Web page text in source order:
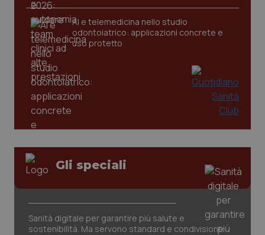
AI e telemedicina nello studio
odontoiatrico: applicazioni concrete e
uso protetto
Gli speciali
Sanità digitale per garantire più salute e
sostenibilità. Ma servono standard e condivisione
tracking-sites-ironfish-
tracking-enable
www.quotidianosanita.it
tracking-sites-ironfish-
session-id
www.quotidianosanita.it
_ga
.quotidianosanita.it